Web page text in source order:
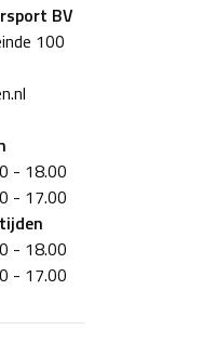
BV
100
- 18.00
- 17.00
- 18.00
- 17.00